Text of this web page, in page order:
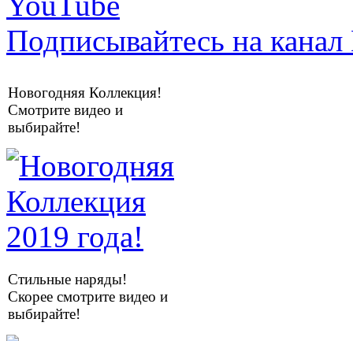
Подписывайтесь на
Новогодняя Коллекция!
Смотрите видео и
выбирайте!
Стильные наряды!
Скорее смотрите видео и
выбирайте!